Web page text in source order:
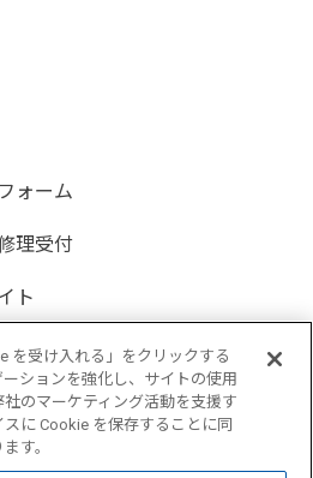
ォーム
理受付
ト
USA
を受け入れる」をクリックする
ーションを強化し、サイトの使用
のマーケティング活動を支援す
に Cookie を保存することに同
す。